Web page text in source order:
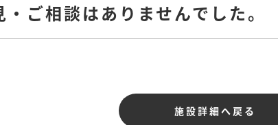
ご相談はありませんでした。
施設詳細へ戻る